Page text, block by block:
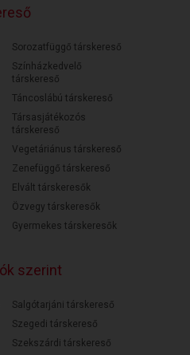
Sorozatfüggő társkereső
Színházkedvelő
társkereső
Táncoslábú társkereső
Társasjátékozós
társkereső
Vegetáriánus társkereső
Zenefüggő társkereső
Elvált társkeresők
Özvegy társkeresők
Gyermekes társkeresők
szerint
Salgótarjáni társkereső
Szegedi társkereső
Szekszárdi társkereső